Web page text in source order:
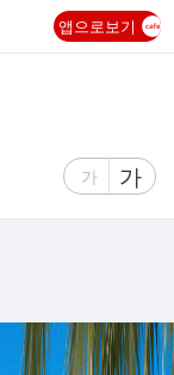
앱으로보기
글
작
게
가
글
자
크
게
가